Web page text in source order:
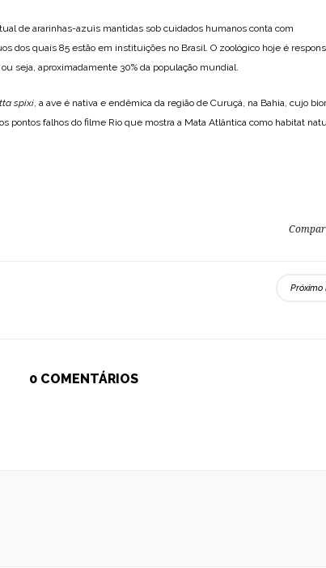
de ararinhas-azuis mantidas sob cuidados humanos conta com
dos quais 85 estão em instituições no Brasil. O zoológico hoje é
seja, aproximadamente 30% da população mundial.
spixi, a ave é nativa e endêmica da região de Curuçá, na Bahia, cujo
pontos falhos do filme Rio que mostra a Mata Atlântica como habitat
Próximo
0 COMENTÁRIOS